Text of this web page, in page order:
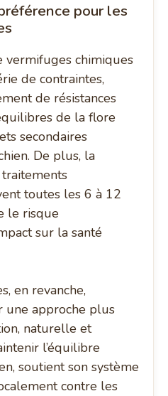
pour les
chimiques
de contraintes,
de résistances
de la flore
secondaires
De plus, la
toutes les 6 à 12
le risque
sur la santé
en revanche,
une approche plus
naturelle et
l’équilibre
soutient son système
contre les